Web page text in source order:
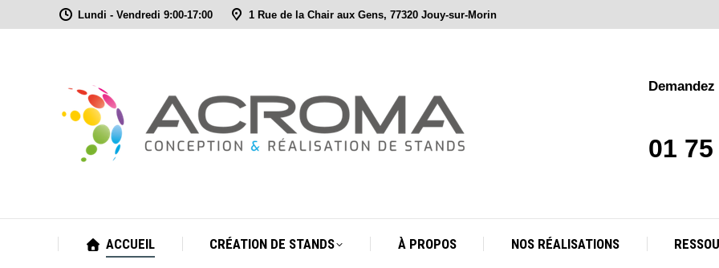
Lundi - Vendredi 9:00-17:00 1 Rue de la Chair aux Gens, 77320 Jouy-sur-Morin
01
ACCUEIL CRÉATION DE STANDS À PROPOS NOS RÉALISATIONS
ACCUEIL CRÉATION DE STANDS À PROPOS NOS RÉALISATIONS